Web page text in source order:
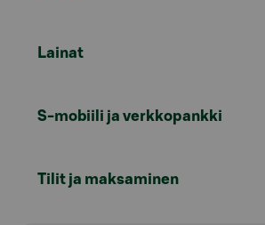
Lainat
S-mobiili ja verkkopankki
Tilit ja maksaminen